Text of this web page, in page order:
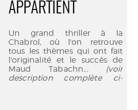
APPARTIENT
Un grand thriller à la
Chabrol, où l'on retrouve
tous les thèmes qui ont fait
l'originalité et le succès de
Maud Tabachn... (voir
description complète ci-